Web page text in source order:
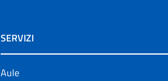
SERVIZI
Aule